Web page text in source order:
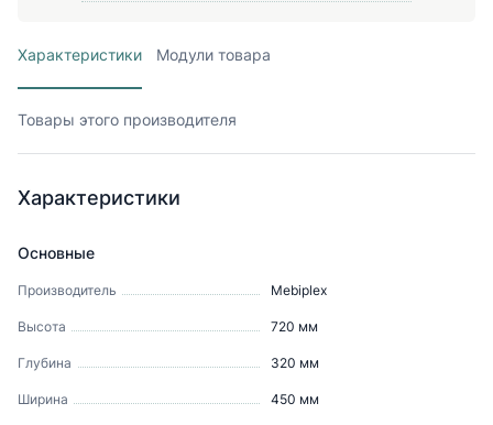
Характеристики Модули товара
Товары этого производителя
Характеристики
Основные
Производитель Mebiрlex
Высота 720 мм
Глубина 320 мм
Ширина 450 мм